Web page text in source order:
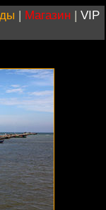
| Магазин | VIP